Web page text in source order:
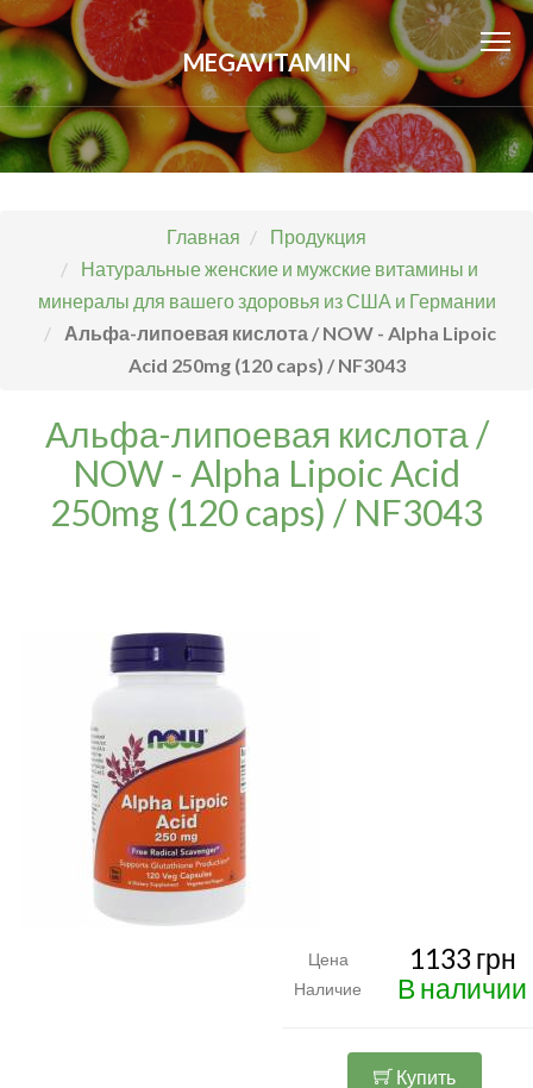
MEGAVITAMIN
Главная
Продукция
Натуральные женские и мужские витамины и
минералы для вашего здоровья из США и Германии
Альфа-липоевая кислота / NOW - Alpha Lipoic
Acid 250mg (120 caps) / NF3043
Альфа-липоевая кислота /
NOW - Alpha Lipoic Acid
250mg (120 caps) / NF3043
Цена 1133 грн
Наличие В наличии
Купить